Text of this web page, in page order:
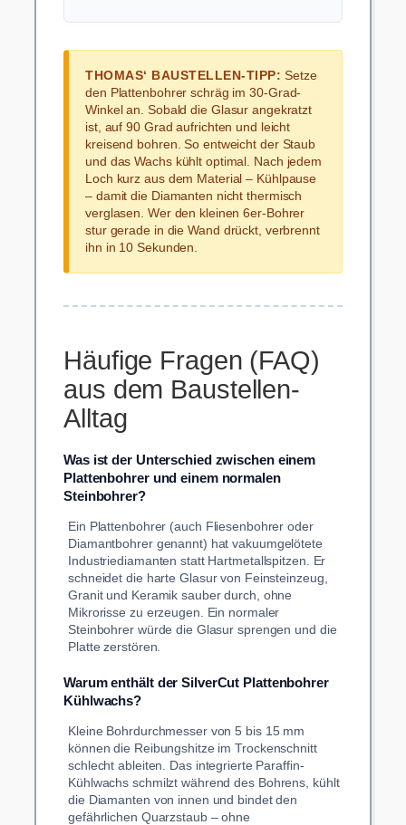
THOMAS‘ BAUSTELLEN-TIPP: Setze
den Plattenbohrer schräg im 30-Grad-
Winkel an. Sobald die Glasur angekratzt
ist, auf 90 Grad aufrichten und leicht
kreisend bohren. So entweicht der Staub
und das Wachs kühlt optimal. Nach jedem
Loch kurz aus dem Material – Kühlpause
– damit die Diamanten nicht thermisch
verglasen. Wer den kleinen 6er-Bohrer
stur gerade in die Wand drückt, verbrennt
ihn in 10 Sekunden.
Häufige Fragen (FAQ)
aus dem Baustellen-
Alltag
Was ist der Unterschied zwischen einem
Plattenbohrer und einem normalen
Steinbohrer?
Ein Plattenbohrer (auch Fliesenbohrer oder
Diamantbohrer genannt) hat vakuumgelötete
Industriediamanten statt Hartmetallspitzen. Er
schneidet die harte Glasur von Feinsteinzeug,
Granit und Keramik sauber durch, ohne
Mikrorisse zu erzeugen. Ein normaler
Steinbohrer würde die Glasur sprengen und die
Platte zerstören.
Warum enthält der SilverCut Plattenbohrer
Kühlwachs?
Kleine Bohrdurchmesser von 5 bis 15 mm
können die Reibungshitze im Trockenschnitt
schlecht ableiten. Das integrierte Paraffin-
Kühlwachs schmilzt während des Bohrens, kühlt
die Diamanten von innen und bindet den
gefährlichen Quarzstaub – ohne